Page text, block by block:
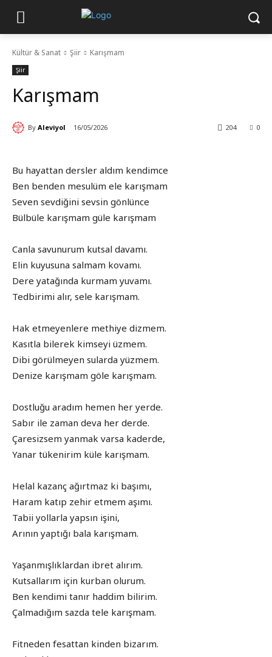
Kültür & Sanat Şiir Karışmam
Şiir
Karışmam
By Aleviyol 16/05/2026 0
204
Bu hayattan dersler aldım kendimce
Ben benden mesulüm ele karışmam
Seven sevdiğini sevsin gönlünce
Bülbüle karışmam güle karışmam
Canla savunurum kutsal davamı.
Elin kuyusuna salmam kovamı.
Dere yatağında kurmam yuvamı.
Tedbirimi alır, sele karışmam.
Hak etmeyenlere methiye dizmem.
Kasıtla bilerek kimseyi üzmem.
Dibi görülmeyen sularda yüzmem.
Denize karışmam göle karışmam.
Dostluğu aradım hemen her yerde.
Sabır ile zaman deva her derde.
Çaresizsem yanmak varsa kaderde,
Yanar tükenirim küle karışmam.
Helal kazanç ağırtmaz ki başımı,
Haram katıp zehir etmem aşımı.
Tabii yollarla yapsın işini,
Arının yaptığı bala karışmam.
Yaşanmışlıklardan ibret alırım.
Kutsallarım için kurban olurum.
Ben kendimi tanır haddim bilirim.
Çalmadığım sazda tele karışmam.
Fitneden fesattan kinden bizarım.